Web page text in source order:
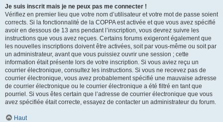
Je suis inscrit mais je ne peux pas me connecter !
Vérifiez en premier lieu que votre nom d’utilisateur et votre mot de passe soient
corrects. Si la fonctionnalité de la COPPA est activée et que vous avez spécifié
avoir en dessous de 13 ans pendant l’inscription, vous devrez suivre les
instructions que vous avez reçues. Certains forums exigeront également que
les nouvelles inscriptions doivent être activées, soit par vous-même ou soit par
un administrateur, avant que vous puissiez ouvrir une session ; cette
information était présente lors de votre inscription. Si vous aviez reçu un
courrier électronique, consultez les instructions. Si vous ne recevez pas de
courrier électronique, vous avez probablement spécifié une mauvaise adresse
de courrier électronique ou le courrier électronique a été filtré en tant que
pourriel. Si vous êtes certain que l’adresse de courrier électronique que vous
avez spécifiée était correcte, essayez de contacter un administrateur du forum.
Haut